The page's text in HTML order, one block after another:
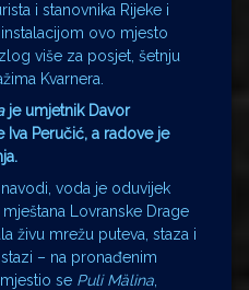
i stanovnika Rijeke i
ovo mjesto
više za posjet, šetnju
Kvarnera.
je umjetnik Davor
Iva Peručić, a radove je
voda je oduvijek
Lovranske Drage
živu mrežu puteva, staza i
– na pronađenim
se Puli Mȁlina